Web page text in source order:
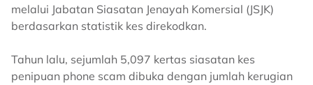
melalui Jabatan Siasatan Jenayah Komersial (JSJK)
berdasarkan statistik kes direkodkan.
Tahun lalu, sejumlah 5,097 kertas siasatan kes
penipuan phone scam dibuka dengan jumlah kerugian